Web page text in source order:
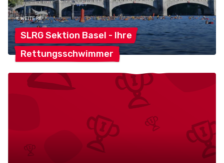
# WEITERE
SLRG Sektion Basel - Ihre
Rettungsschwimmer